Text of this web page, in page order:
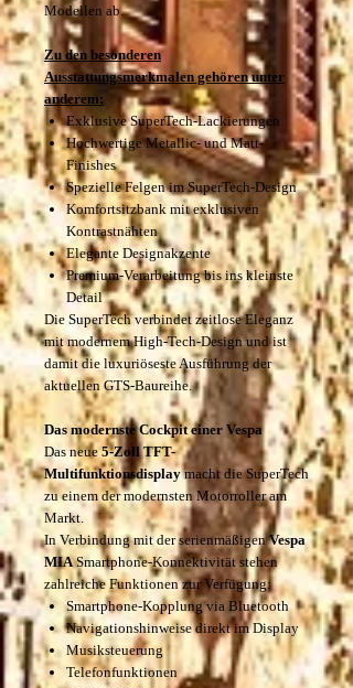
Modellen ab.
Zu den besonderen
Ausstattungsmerkmalen gehören unter
anderem:
Exklusive SuperTech-Lackierungen
Hochwertige Metallic- und Matt-
Finishes
Spezielle Felgen im SuperTech-Design
Komfortsitzbank mit exklusiven
Kontrastnähten
Elegante Designakzente
Premium-Verarbeitung bis ins kleinste
Detail
Die SuperTech verbindet zeitlose Eleganz
mit modernem High-Tech-Design und ist
damit die luxuriöseste Ausführung der
aktuellen GTS-Baureihe.
Das modernste Cockpit einer Vespa
Das neue5-Zoll TFT-
Multifunktionsdisplaymacht die SuperTech
zu einem der modernsten Motorroller am
Markt.
In Verbindung mit der serienmäßigenVespa
MIASmartphone-Konnektivität stehen
zahlreiche Funktionen zur Verfügung:
Smartphone-Kopplung via Bluetooth
Navigationshinweise direkt im Display
Musiksteuerung
Telefonfunktionen